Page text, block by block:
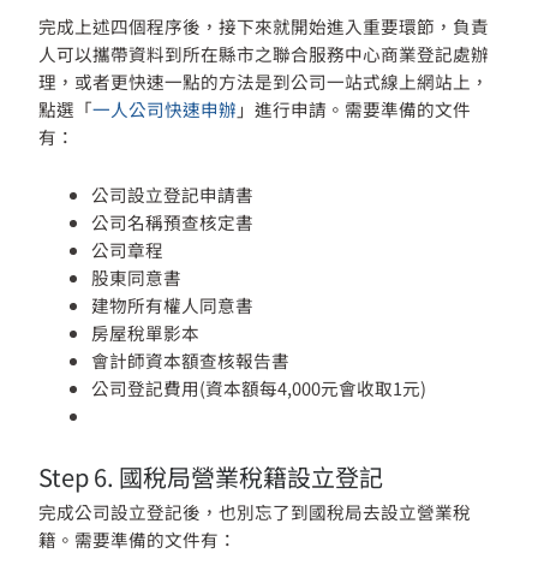
完成上述四個程序後，接下來就開始進入重要環節，負責
人可以攜帶資料到所在縣市之聯合服務中心商業登記處辦
理，或者更快速一點的方法是到公司一站式線上網站上，
點選「一人公司快速申辦 」進行申請。需要準備的文件
有：
公司設立登記申請書
公司名稱預查核定書
公司章程
股東同意書
建物所有權人同意書
房屋稅單影本
會計師資本額查核報告書
公司登記費用(資本額每4,000元會收取1元)
Step 6. 國稅局營業稅籍設立登記
完成公司設立登記後，也別忘了到國稅局去設立營業稅
籍。需要準備的文件有：